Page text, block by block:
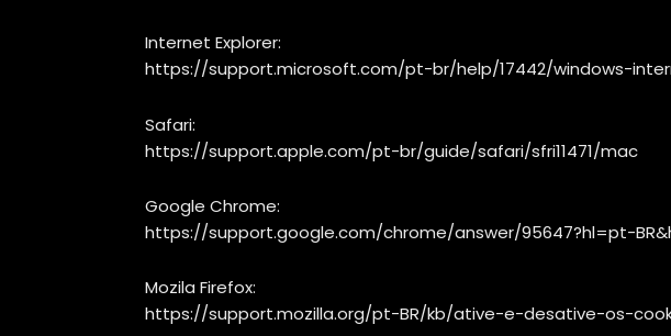
Internet Explorer:
https://support.microsoft.com/pt-br/help/17442/windows-
Safari:
https://support.apple.com/pt-br/guide/safari/sfri11471/mac
Google Chrome:
https://support.google.com/chrome/answer/95647?hl=pt-
Mozila Firefox:
https://support.mozilla.org/pt-BR/kb/ative-e-desative-os-